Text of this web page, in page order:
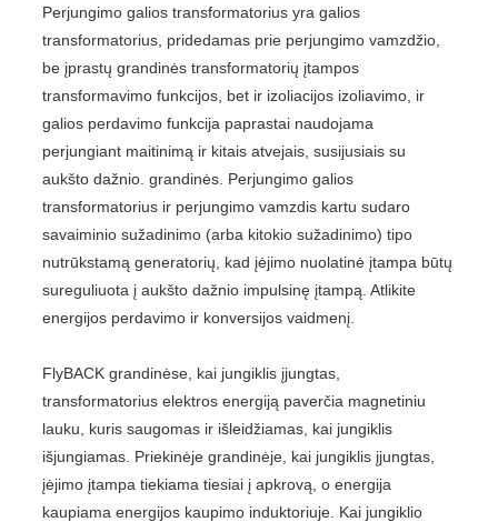
Perjungimo galios transformatorius yra galios
transformatorius, pridedamas prie perjungimo vamzdžio,
be įprastų grandinės transformatorių įtampos
transformavimo funkcijos, bet ir izoliacijos izoliavimo, ir
galios perdavimo funkcija paprastai naudojama
perjungiant maitinimą ir kitais atvejais, susijusiais su
aukšto dažnio. grandinės. Perjungimo galios
transformatorius ir perjungimo vamzdis kartu sudaro
savaiminio sužadinimo (arba kitokio sužadinimo) tipo
nutrūkstamą generatorių, kad įėjimo nuolatinė įtampa būtų
sureguliuota į aukšto dažnio impulsinę įtampą. Atlikite
energijos perdavimo ir konversijos vaidmenį.
FlyBACK grandinėse, kai jungiklis įjungtas,
transformatorius elektros energiją paverčia magnetiniu
lauku, kuris saugomas ir išleidžiamas, kai jungiklis
išjungiamas. Priekinėje grandinėje, kai jungiklis įjungtas,
įėjimo įtampa tiekiama tiesiai į apkrovą, o energija
kaupiama energijos kaupimo induktoriuje. Kai jungiklio